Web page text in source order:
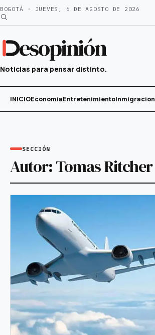
Saltar
al
BOGOTÁ · JUEVES, 6 DE AGOSTO DE 2026
esopinión
Noticias para pensar distinto.
INICIOEconomiaEntretenimientoInmigracion
SECCIÓN
Autor:Tomas Ritcher